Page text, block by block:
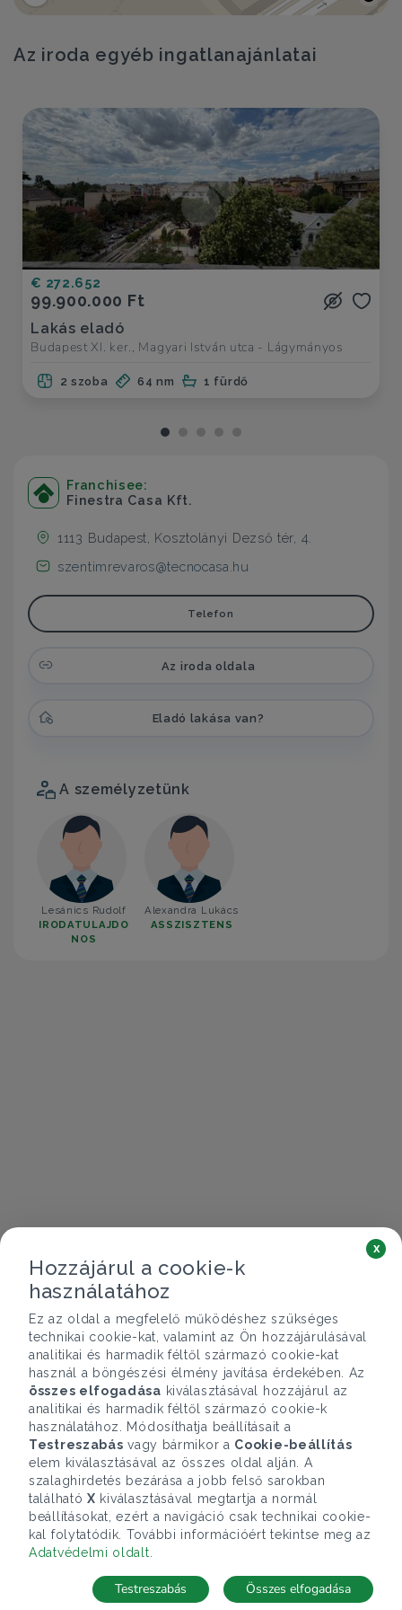
Az iroda egyéb ingatlanajánlatai
€ 272.652
99.900.000 Ft
Lakás eladó
Budapest XI. ker., Magyari István utca - Lágymányos
2 szoba 64 nm 1 fürdő
Franchisee:
Finestra Casa Kft.
1113 Budapest, Kosztolányi Dezső tér, 4.
szentimrevaros@tecnocasa.hu
Telefon
Az iroda oldala
Eladó lakása van?
A személyzetünk
Lesánics Rudolf
IRODATULAJDO
NOS
Alexandra Lukács
ASSZISZTENS
Telefonhívás Kapcsolat
Hozzájárul a cookie-k
használatához
Ez az oldal a megfelelő működéshez szükséges
technikai cookie-kat, valamint az Ön hozzájárulásával
analitikai és harmadik féltől származó cookie-kat
használ a böngészési élmény javítása érdekében. Az
összes elfogadása kiválasztásával hozzájárul az
analitikai és harmadik féltől származó cookie-k
használatához. Módosíthatja beállításait a
Testreszabás vagy bármikor a Cookie-beállítás
elem kiválasztásával az összes oldal alján. A
szalaghirdetés bezárása a jobb felső sarokban
található X kiválasztásával megtartja a normál
beállításokat, ezért a navigáció csak technikai cookie-
kal folytatódik. További információért tekintse meg az
Adatvédelmi oldalt
x
Összes elfogadása
Testreszabás